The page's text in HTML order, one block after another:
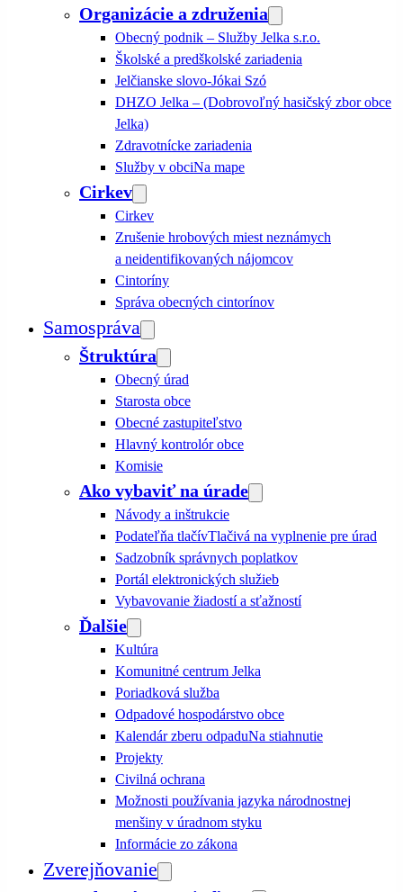
Organizácie a združenia
Obecný podnik – Služby Jelka s.r.o.
Školské a predškolské zariadenia
Jelčianske slovo-Jókai Szó
DHZO Jelka – (Dobrovoľný hasičský zbor obce
Jelka)
Zdravotnícke zariadenia
Služby v obciNa mape
Cirkev
Cirkev
Zrušenie hrobových miest neznámych
a neidentifikovaných nájomcov
Cintoríny
Správa obecných cintorínov
Samospráva
Štruktúra
Obecný úrad
Starosta obce
Obecné zastupiteľstvo
Hlavný kontrolór obce
Komisie
Ako vybaviť na úrade
Návody a inštrukcie
Podateľňa tlačívTlačivá na vyplnenie pre úrad
Sadzobník správnych poplatkov
Portál elektronických služieb
Vybavovanie žiadostí a sťažností
Ďalšie
Kultúra
Komunitné centrum Jelka
Poriadková služba
Odpadové hospodárstvo obce
Kalendár zberu odpaduNa stiahnutie
Projekty
Civilná ochrana
Možnosti používania jazyka národnostnej
menšiny v úradnom styku
Informácie zo zákona
Zverejňovanie